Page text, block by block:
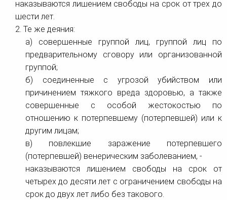
наказываются лишением свободы на срок от трех до
шести лет.
2. Те же деяния:
а) совершенные группой лиц, группой лиц по
предварительному сговору или организованной
группой;
б) соединенные с угрозой убийством или
причинением тяжкого вреда здоровью, а также
совершенные с особой жестокостью по
отношению к потерпевшему (потерпевшей) или к
другим лицам;
в) повлекшие заражение потерпевшего
(потерпевшей) венерическим заболеванием, -
наказываются лишением свободы на срок от
четырех до десяти лет с ограничением свободы на
срок до двух лет либо без такового.